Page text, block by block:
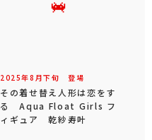
2025年8 月下旬 登場
その着せ替え人形は恋をす
る Aqua Float Girls フ
ィギュア 乾紗寿叶